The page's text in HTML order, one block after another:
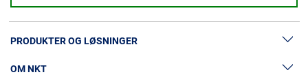
PRODUKTER OG LØSNINGER
Lavspenningskabler
OM NKT